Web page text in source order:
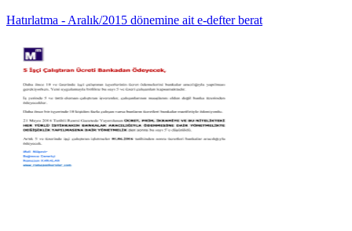
Hatırlatma - Aralık/2015 dönemine ait e-defter berat